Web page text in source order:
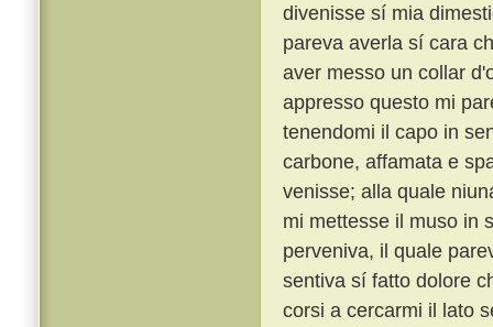
divenisse sí mia
pareva averla sí cara
aver messo un collar
appresso questo mi
tenendomi il capo in
carbone, affamata e
venisse; alla quale
mi mettesse il muso in
perveniva, il quale
sentiva sí fatto dolore
corsi a cercarmi il lato